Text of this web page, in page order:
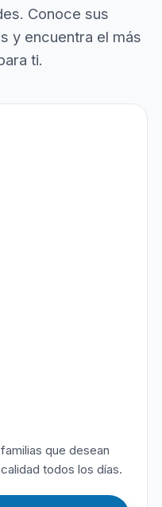
Conoce sus
y encuentra el más
ti.
que desean
todos los días.